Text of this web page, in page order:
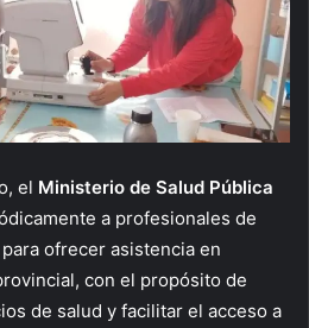
el Ministerio de Salud Pública
a profesionales de
ofrecer asistencia en
con el propósito de
de salud y facilitar el acceso a